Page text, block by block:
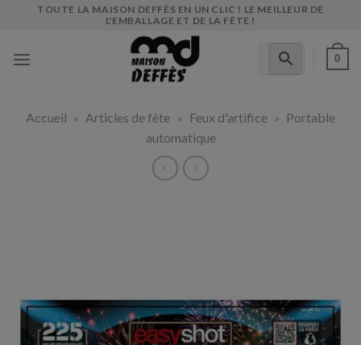
TOUTE LA MAISON DEFFÈS EN UN CLIC ! LE MEILLEUR DE
L'EMBALLAGE ET DE LA FÊTE !
0
Accueil » Articles de fête » Feux d'artifice » Portable
automatique